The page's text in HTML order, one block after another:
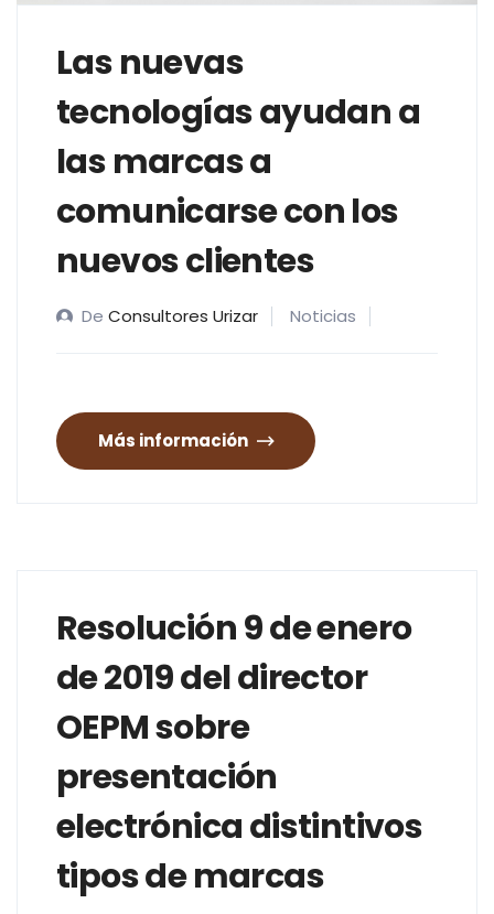
Las nuevas
tecnologías ayudan a
las marcas a
comunicarse con los
nuevos clientes
De Consultores Urizar Noticias
Más información
Resolución 9 de enero
de 2019 del director
OEPM sobre
presentación
electrónica distintivos
tipos de marcas